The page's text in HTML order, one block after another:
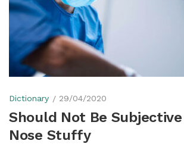
Dictionary 29/04/2020
Should Not Be
Nose Stuffy